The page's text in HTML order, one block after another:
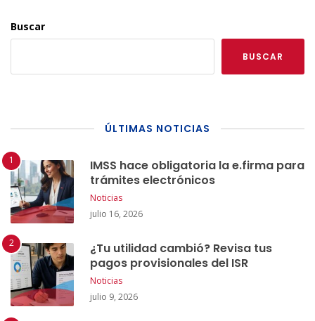
Buscar
BUSCAR
ÚLTIMAS NOTICIAS
IMSS hace obligatoria la e.firma para
trámites electrónicos
Noticias
julio 16, 2026
¿Tu utilidad cambió? Revisa tus
pagos provisionales del ISR
Noticias
julio 9, 2026